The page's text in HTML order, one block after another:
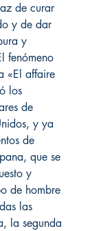
de curar
y de dar
y
fenómeno
«El affaire
los
de
y ya
de
que se
y
de hombre
las
la segunda